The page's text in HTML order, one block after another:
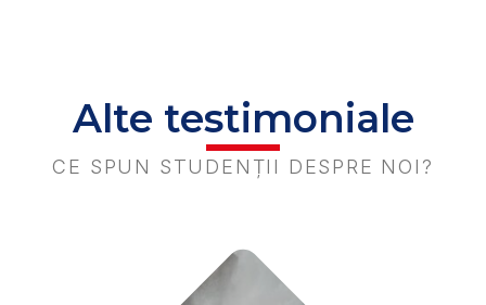
Alte testimoniale
CE SPUN STUDENȚII DESPRE NOI?